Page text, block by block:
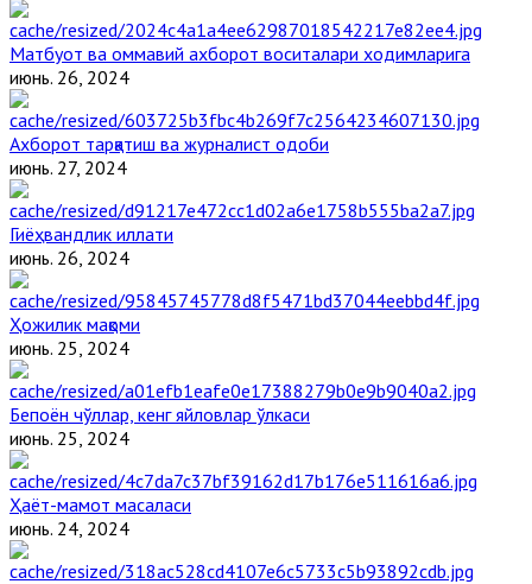
Матбуот ва оммавий ахборот воситалари ходимларига
июнь. 26, 2024
Ахборот тарқатиш ва журналист одоби
июнь. 27, 2024
Гиёҳвандлик иллати
июнь. 26, 2024
Ҳожилик мақоми
июнь. 25, 2024
Бепоён чўллар, кенг яйловлар ўлкаси
июнь. 25, 2024
Ҳаёт-мамот масаласи
июнь. 24, 2024